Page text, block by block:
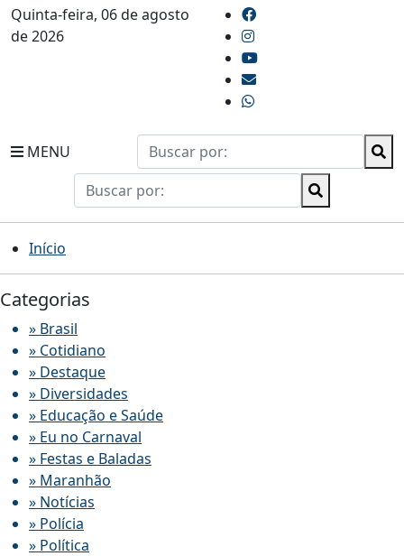
Quinta-feira, 06 de agosto
de 2026
MENU
Início
Categorias
» Brasil
» Cotidiano
» Destaque
» Diversidades
» Educação e Saúde
» Eu no Carnaval
» Festas e Baladas
» Maranhão
» Notícias
» Polícia
» Política